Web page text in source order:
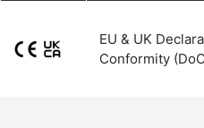
EU & UK
Conformity